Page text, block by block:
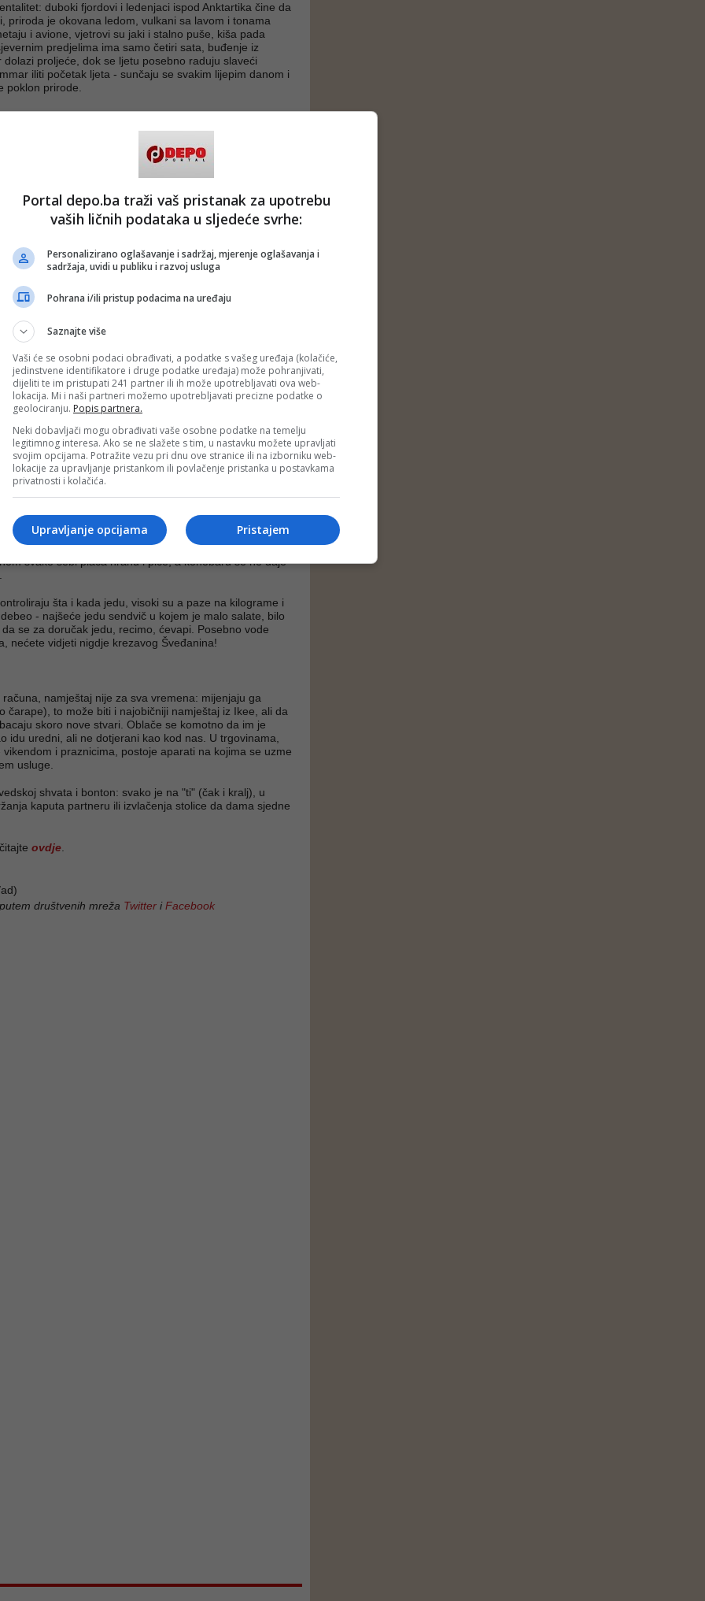
duboki fjordovi i ledenjaci ispod Anktartika čine da
priroda je okovana ledom, vulkani sa lavom i tonama
i avione, vjetrovi su jaki i stalno puše, kiša pada
predjelima ima samo četiri sata, buđenje iz
dolazi proljeće, dok se ljetu posebno raduju slaveći
iliti početak ljeta - sunčaju se svakim lijepim danom i
poklon prirode.
"Nema lošeg vremena ako ste prigodno obučeni" i
za šetnje, odlaske u prirodu i u teretane, bez čega ne
mnogi idu i na bazene koji su jako rasprostranjeni.
zarađuje više od mnogih turističkih zemalja jer imaju
- da su na jugu šta bi tek imali?! Zato ironično znaju
sjevernije, to su marljiviji"!
alkohol se pije vikendom neumjereno više nego u
još od Vikinga: u Švedskoj postoje prodavnice s
i vinom iznad 3,5 posto "Systembolaget". Postoji krilatica
petkom i subotom navečer, ostale dane se ne izlazi. Mi
u sedmici, Šveđani samo dva dana, ali "pošteno se
znaju biti polupani i izlozi nakon što se omladina napije i
skupe cigarete, postoji i snus (duhan koji se žvače), u
i električne cigare. Jako mali broj Šveđana konzumira
svega 1 posto) i na pušenje je tolerancija nulta, pušenje
- uglavnom puše doseljenici. Nema pušenja u
firmama, restoranima (ako nema odjel za pušače), na
ishrana
od Jevreja. U domaćinstvima često bračni parovi imaju
često i frižider; hrana se kod kuće sprema jako malo.
nakon Šveđana rerne i šporeti su uglavnom
hrana se rijetko sprema kod kuće, Šveđani često naruče
u restoranima, u koje idu češće od nas, posebno
svako sebi plaća hranu i piće, a konobaru se ne daje
šta i kada jedu, visoki su a paze na kilograme i
- najšeće jedu sendvič u kojem je malo salate, bilo
se za doručak jedu, recimo, ćevapi. Posebno vode
nećete vidjeti nigdje krezavog Šveđanina!
namještaj nije za sva vremena: mijenjaju ga
čarape), to može biti i najobičniji namještaj iz Ikee, ali da
skoro nove stvari. Oblače se komotno da im je
idu uredni, ali ne dotjerani kao kod nas. U trgovinama,
vikendom i praznicima, postoje aparati na kojima se uzme
usluge.
shvata i bonton: svako je na "ti" (čak i kralj), u
kaputa partneru ili izvlačenja stolice da dama sjedne
ovdje
društvenih mreža Twitter iFacebook
Portal depo.ba traži vaš pristanak za upotrebu
vaših ličnih podataka u sljedeće svrhe:
Personalizirano oglašavanje i sadržaj, mjerenje oglašavanja i
sadržaja, uvidi u publiku i razvoj usluga
Pohrana i/ili pristup podacima na uređaju
Saznajte više
Vaši će se osobni podaci obrađivati, a podatke s vašeg uređaja (kolačiće,
jedinstvene identifikatore i druge podatke uređaja) može pohranjivati,
dijeliti te im pristupati 241 partner ili ih može upotrebljavati ova web-
lokacija. Mi i naši partneri možemo upotrebljavati precizne podatke o
geolociranju. Popis partnera.
Neki dobavljači mogu obrađivati vaše osobne podatke na temelju
legitimnog interesa. Ako se ne slažete s tim, u nastavku možete upravljati
svojim opcijama. Potražite vezu pri dnu ove stranice ili na izborniku web-
lokacije za upravljanje pristankom ili povlačenje pristanka u postavkama
privatnosti i kolačića.
Pristajem
Upravljanje opcijama